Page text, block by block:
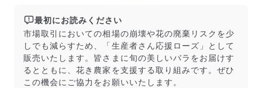
し、専用ボックスに丁寧に梱包してお届けしています。
きゅっとまとめられて一見窮屈そうに見えますが、輸送
中の衝撃による折れや擦れを軽減する効果があります。
最初にお読みください
市場取引においての相場の崩壊や花の廃棄リスクを少
しでも減らすため、「生産者さん応援ローズ」として
販売いたします。皆さまに旬の美しいバラをお届けす
るとともに、花き農家を支援する取り組みです。ぜひ
この機会にご協力をお願いいたします。